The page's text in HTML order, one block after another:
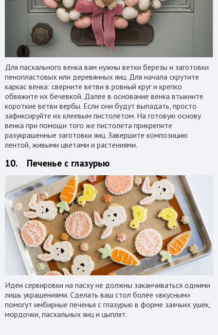
Для пасхального венка вам нужны ветки березы и заготовки
пенопластовых или деревянных яиц. Для начала скрутите
каркас венка: сверните ветви в ровный круг и крепко
обвяжите их бечевкой. Далее в основание венка втыкните
короткие ветви вербы. Если они будут выпадать, просто
зафиксируйте их клеевым пистолетом. На готовую основу
венка при помощи того же пистолета прикрепите
разукрашенные заготовки яиц. Завершите композицию
лентой, живыми цветами и растениями.
10. Печенье с глазурью
Идеи сервировки на пасху не должны заканчиваться одними
лишь украшениями. Сделать ваш стол более «вкусным»
помогут имбирные печенья с глазурью в форме заячьих ушек,
мордочки, пасхальных яиц и цыплят.